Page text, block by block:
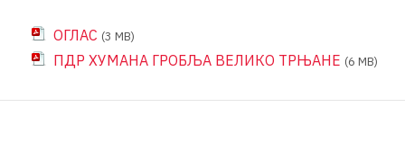
ОГЛАС (3 MB)
ПДР ХУМАНА ГРОБЉА ВЕЛИКО ТРЊАНЕ (6 MB)